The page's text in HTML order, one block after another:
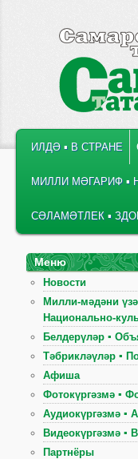
ПЕРЕЙТИ К
ПЕРЕЙТИ К
ИЛДӘ ▪ В СТРАНЕ
МИЛЛИ МӘГАРИФ ▪
СӘЛАМӘТЛЕК ▪
Меню
Новости
Милли-мәдәни
Национально-
Белдерүләр ▪
Тәбрикләүләр ▪
Афиша
Фотокүргәзмә ▪
Аудиокүргәзмә ▪
Видеокүргәзмә ▪
Партнёры